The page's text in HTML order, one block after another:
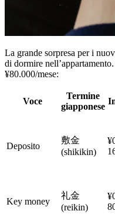
La grande sorpresa per i
di dormire
¥80.000/mese:
Voce
Termine
giapponese
Deposito
敷金
(shikikin)
Key money
礼金
(reikin)